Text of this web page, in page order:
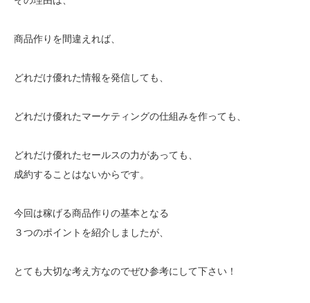
商品作りを間違えれば、
どれだけ優れた情報を発信しても、
どれだけ優れたマーケティングの仕組みを作っても、
どれだけ優れたセールスの力があっても、
成約することはないからです。
今回は稼げる商品作りの基本となる
３つのポイントを紹介しましたが、
とても大切な考え方なのでぜひ参考にして下さい！